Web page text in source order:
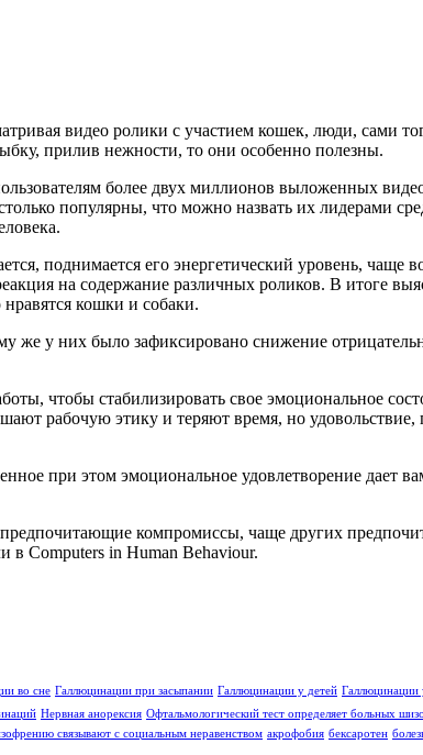
видео ролики с участием кошек, люди, сами
прилив нежности, то они особенно полезны.
более двух миллионов выложенных
популярны, что можно назвать их лидерами
поднимается его энергетический уровень, чаще
на содержание различных роликов. В итоге
кошки и собаки.
же у них было зафиксировано снижение
чтобы стабилизировать свое эмоциональное
рабочую этику и теряют время, но удовольствие,
при этом эмоциональное удовлетворение дает
компромиссы, чаще других
в Computers in Human Behaviour.
во сне Галлюцинации при засыпании Галлюцинации у детей Галлюцинации
Нервная анорексия Офтальмологический тест определяет больных
связывают с социальным неравенством акрофобия бексаротен